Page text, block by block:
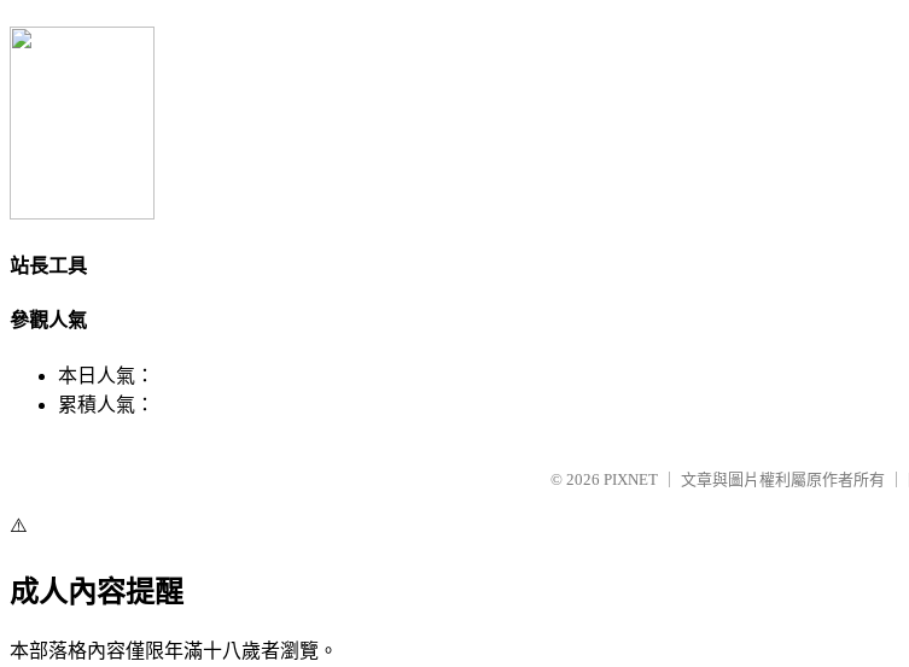
站長工具
參觀人氣
本日人氣：
累積人氣：
© 2026 PIXNET 文章與圖片權利屬原作者所有
⚠️
成人內容提醒
本部落格內容僅限年滿十八歲者瀏覽。